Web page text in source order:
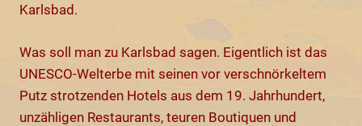
Karlsbad.
Was soll man zu Karlsbad sagen. Eigentlich ist das
UNESCO-Welterbe mit seinen vor verschnörkeltem
Putz strotzenden Hotels aus dem 19. Jahrhundert,
unzähligen Restaurants, teuren Boutiquen und